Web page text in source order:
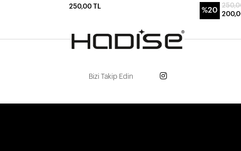
250,00 TL
%20
Bizi Takip Edin